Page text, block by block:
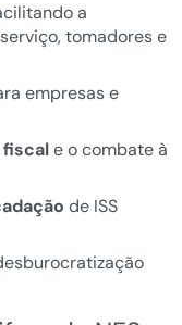
a
tomadores e
empresas e
e o combate à
de ISS